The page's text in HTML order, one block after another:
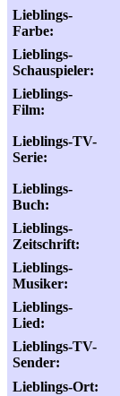
Lieblings-
Farbe:
Lieblings-
Schauspieler:
Lieblings-
Film:
Lieblings-TV-
Serie:
Lieblings-
Buch:
Lieblings-
Zeitschrift:
Lieblings-
Musiker:
Lieblings-
Lied:
Lieblings-TV-
Sender:
Lieblings-Ort: